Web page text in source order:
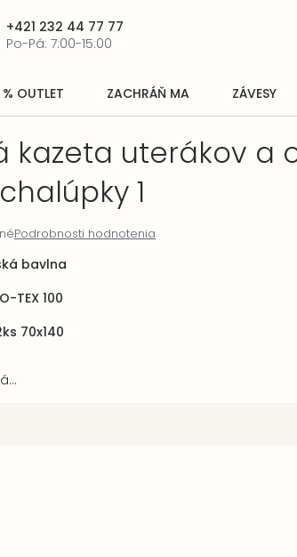
+421 232 44 77 77
Po-Pá: 7:00-15:00
% OUTLET ZACHRÁŇ MA ZÁVESY
kazeta uterákov a
1
Podrobnosti hodnotenia
bavlna
TEX 100
70x140